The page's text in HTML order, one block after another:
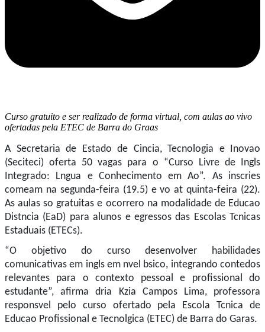
Curso gratuito e ser realizado de forma virtual, com aulas ao vivo
ofertadas pela ETEC de Barra do Graas
A Secretaria de Estado de Cincia, Tecnologia e Inovao
(Seciteci) oferta 50 vagas para o “Curso Livre de Ingls
Integrado: Lngua e Conhecimento em Ao”. As inscries
comeam na segunda-feira (19.5) e vo at quinta-feira (22).
As aulas so gratuitas e ocorrero na modalidade de Educao
Distncia (EaD) para alunos e egressos das Escolas Tcnicas
Estaduais (ETECs).
“O objetivo do curso desenvolver habilidades
comunicativas em ingls em nvel bsico, integrando contedos
relevantes para o contexto pessoal e profissional do
estudante”, afirma dria Kzia Campos Lima, professora
responsvel pelo curso ofertado pela Escola Tcnica de
Educao Profissional e Tecnolgica (ETEC) de Barra do Garas.